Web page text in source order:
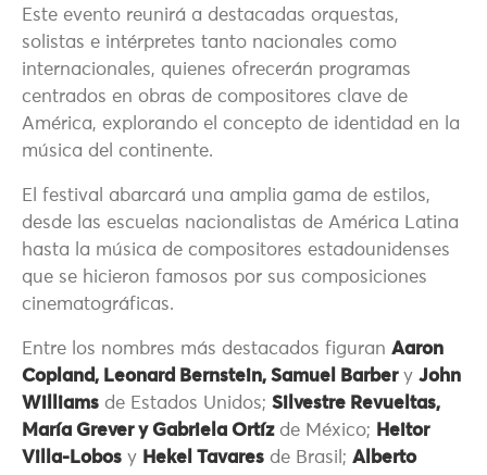
Este evento reunirá a destacadas orquestas,
solistas e intérpretes tanto nacionales como
internacionales, quienes ofrecerán programas
centrados en obras de compositores clave de
América, explorando el concepto de identidad en la
música del continente.
El festival abarcará una amplia gama de estilos,
desde las escuelas nacionalistas de América Latina
hasta la música de compositores estadounidenses
que se hicieron famosos por sus composiciones
cinematográficas.
Entre los nombres más destacados figuran Aaron
Copland, Leonard Bernstein, Samuel Barbery John
Williams de Estados Unidos; Silvestre Revueltas,
María Grever y Gabriela Ortízde México; Heitor
Villa-Lobos y Hekel Tavares de Brasil; Alberto